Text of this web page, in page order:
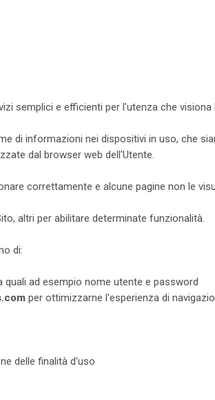
semplici e efficienti per l'utenza che visiona
di informazioni nei dispositivi in uso, che
dal browser web dell'Utente.
correttamente e alcune pagine non le
altri per abilitare determinate funzionalità.
di:
ad esempio nome utente e password
per ottimizzarne l'esperienza di
delle finalità d'uso